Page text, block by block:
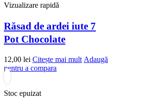
Vizualizare rapidă
Răsad de ardei iute 7
Pot Chocolate
12,00 lei Citește mai mult Adaugă
pentru a compara
Stoc epuizat